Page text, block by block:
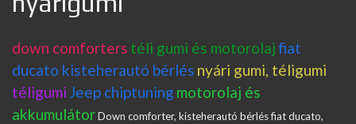
down comforters téli gumi és motorolajfiat
ducato kisteherautó bérlés nyári gumi, téligumi
téligumi Jeep chiptuning motorolaj és
akkumulátorDown comforter, kisteherautó bérlés fiat ducato,